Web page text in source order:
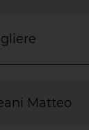
Matteo